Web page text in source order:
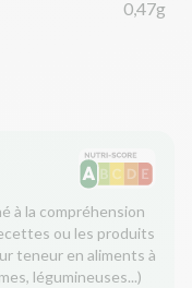
0,47g
à la compréhension
ou les produits
teneur en aliments à
légumineuses...)